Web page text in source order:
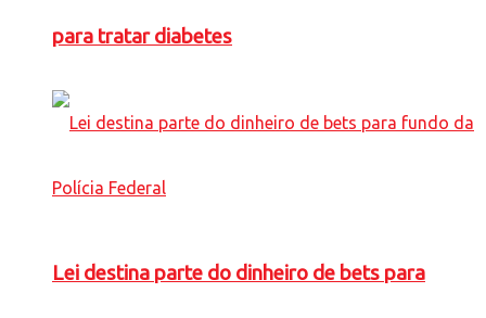
para tratar diabetes
Lei destina parte do dinheiro de bets para